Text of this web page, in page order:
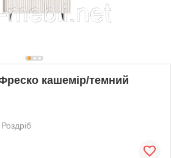
кашемір/темний
Роздріб